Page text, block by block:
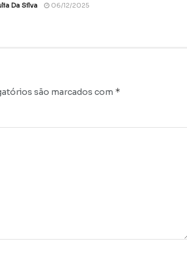
Da Silva 06/12/2025
são marcados com *